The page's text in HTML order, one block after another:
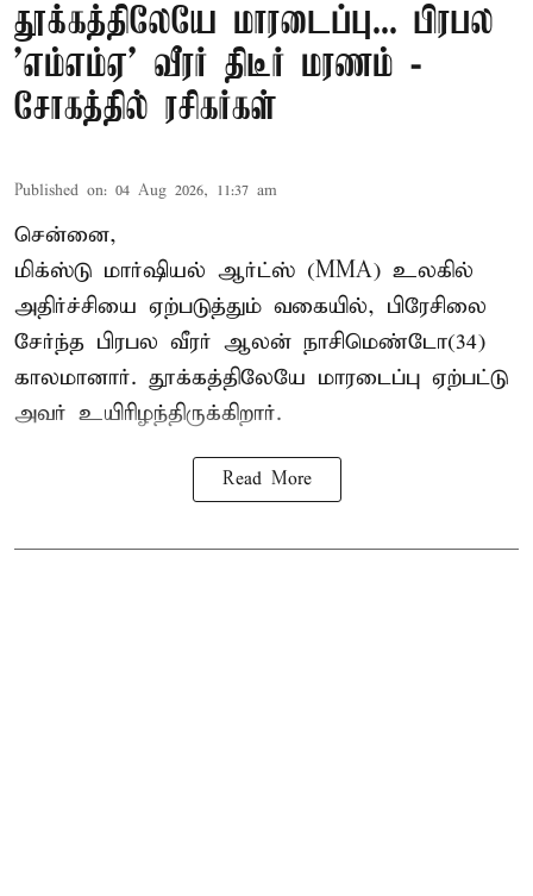
தூக்கத்திலேயே மாரடைப்பு... பிரபல
’எம்எம்ஏ’ வீரர் திடீர் மரணம் -
சோகத்தில் ரசிகர்கள்
Published on: 04 Aug 2026, 11:37 am
சென்னை,
மிக்ஸ்டு மார்ஷியல் ஆர்ட்ஸ் (MMA) உலகில்
அதிர்ச்சியை ஏற்படுத்தும் வகையில், பிரேசிலை
சேர்ந்த பிரபல வீரர் ஆலன் நாசிமெண்டோ(34)
காலமானார். தூக்கத்திலேயே மாரடைப்பு ஏற்பட்டு
அவர் உயிரிழந்திருக்கிறார்.
Read More